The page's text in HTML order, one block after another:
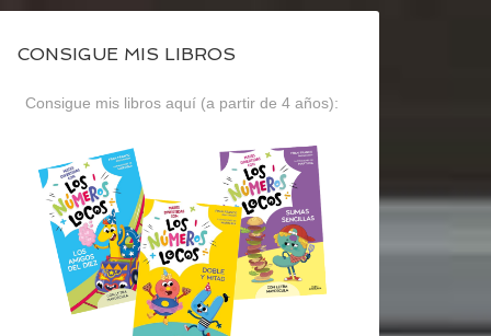
CONSIGUE MIS LIBROS
Consigue mis libros aquí (a partir de 4 años):